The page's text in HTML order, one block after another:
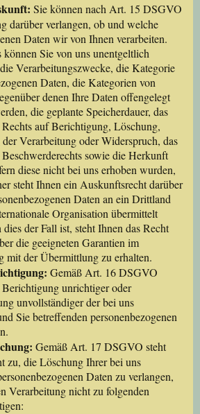
Sie können nach Art. 15 DSGVO
darüber verlangen, ob und welche
Daten wir von Ihnen verarbeiten.
können Sie von uns unentgeltlich
Verarbeitungszwecke, die Kategorie
Daten, die Kategorien von
denen Ihre Daten offengelegt
die geplante Speicherdauer, das
Rechts auf Berichtigung, Löschung,
Verarbeitung oder Widerspruch, das
Beschwerderechts sowie die Herkunft
diese nicht bei uns erhoben wurden,
steht Ihnen ein Auskunftsrecht darüber
Daten an ein Drittland
Organisation übermittelt
der Fall ist, steht Ihnen das Recht
die geeigneten Garantien im
mit der Übermittlung zu erhalten.
Gemäß Art. 16 DSGVO
unrichtiger oder
unvollständiger der bei uns
Sie betreffenden personenbezogenen
Gemäß Art. 17 DSGVO steht
zu, die Löschung Ihrer bei uns
Daten zu verlangen,
Verarbeitung nicht zu folgenden